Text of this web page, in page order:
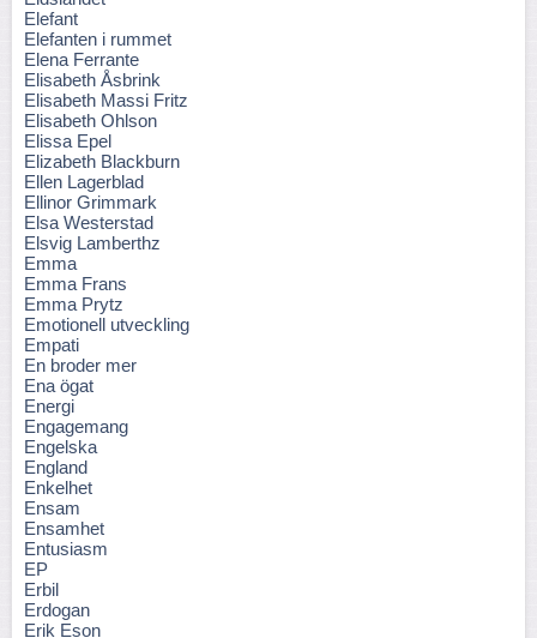
Elefant
Elefanten i rummet
Elena Ferrante
Elisabeth Åsbrink
Elisabeth Massi Fritz
Elisabeth Ohlson
Elissa Epel
Elizabeth Blackburn
Ellen Lagerblad
Ellinor Grimmark
Elsa Westerstad
Elsvig Lamberthz
Emma
Emma Frans
Emma Prytz
Emotionell utveckling
Empati
En broder mer
Ena ögat
Energi
Engagemang
Engelska
England
Enkelhet
Ensam
Ensamhet
Entusiasm
EP
Erbil
Erdogan
Erik Eson